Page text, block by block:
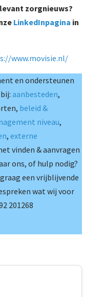
zorgnieuws?
LinkedInpagina in
www.movisie.nl/
en ondersteunen
aanbesteden,
beleid &
niveau,
, externe
vinden & aanvragen
ons, of hulp nodig?
een vrijblijvende
wat wij voor
201268